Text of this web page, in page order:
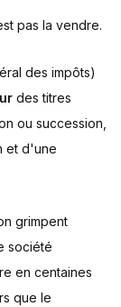
pas la vendre.
des impôts)
des titres
ou succession,
et d'une
grimpent
société
en centaines
que le